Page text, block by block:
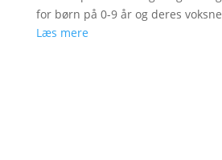
for børn på 0-9 år og deres voksne
Læs mere